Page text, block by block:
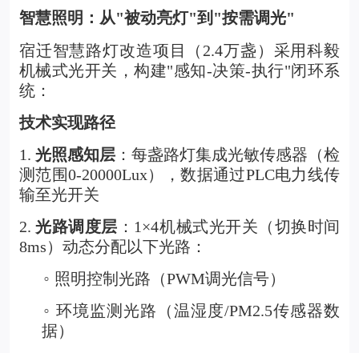
智慧照明：从"被动亮灯"到"按需调光"
宿迁智慧路灯改造项目（2.4万盏）采用科毅
机械式光开关 ，构建"感知-决策-执行"闭环系
统：
技术实现路径
1. 光照感知层：每盏路灯集成光敏传感器（检
测范围0-20000Lux），数据通过PLC电力线传
输至光开关
2.光路调度层 ：1×4机械式光开关（切换时间
8ms）动态分配以下光路：
◦ 照明控制光路（PWM调光信号）
◦ 环境监测光路（温湿度/PM2.5传感器数
据）